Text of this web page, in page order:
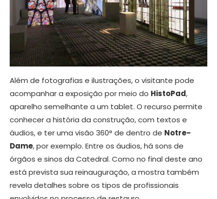
Além de fotografias e ilustrações, o visitante pode
acompanhar a exposição por meio do HistoPad,
aparelho semelhante a um tablet. O recurso permite
conhecer a história da construção, com textos e
áudios, e ter uma visão 360° de dentro de Notre-
Dame, por exemplo. Entre os áudios, há sons de
órgãos e sinos da Catedral. Como no final deste ano
está prevista sua reinauguração, a mostra também
revela detalhes sobre os tipos de profissionais